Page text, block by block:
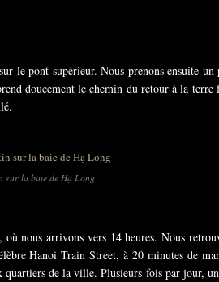
le pont supérieur. Nous prenons ensuite
doucement le chemin du retour à la
sur la baie de Hạ Long
nous arrivons vers 14 heures. Nous
Hanoi Train Street, à 20 minutes de
de la ville. Plusieurs fois par jour,